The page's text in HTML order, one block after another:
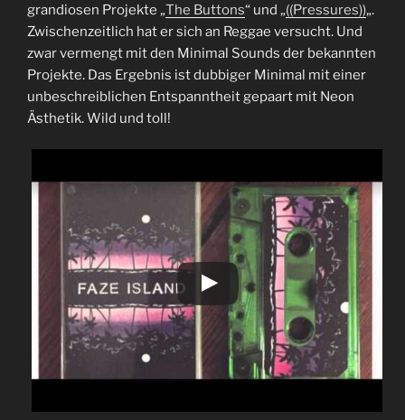
grandiosen Projekte „The Buttons“ und „((Pressures))„.
Zwischenzeitlich hat er sich an Reggae versucht. Und
zwar vermengt mit den Minimal Sounds der bekannten
Projekte. Das Ergebnis ist dubbiger Minimal mit einer
unbeschreiblichen Entspanntheit gepaart mit Neon
Ästhetik. Wild und toll!